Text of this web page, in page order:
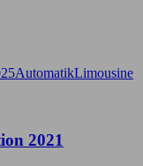
AutomatikLimousine
2021